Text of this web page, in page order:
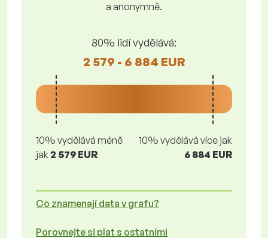
a anonymně.
80% lidí vydělává:
2 579 - 6 884 EUR
10% vydělává méně
jak2 579 EUR
10% vydělává více jak
6 884 EUR
Co znamenají data v grafu?
Porovnejte si plat s ostatními